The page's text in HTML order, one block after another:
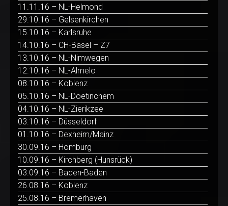
11.11.16 – NL-Helmond
29.10.16 – Gelsenkirchen
15.10.16 – Karlsruhe
14.10.16 – CH-Basel – Z7
13.10.16 – NL-Nimwegen
12.10.16 – NL-Almelo
08.10.16 – Koblenz
05.10.16 – NL-Doetinchem
04.10.16 – NL-Zierikzee
03.10.16 – Düsseldorf
01.10.16 – Dexheim/Mainz
30.09.16 – Homburg
10.09.16 – Kirchberg (Hunsrück)
03.09.16 – Baden-Baden
26.08.16 – Koblenz
25.08.16 – Bremerhaven